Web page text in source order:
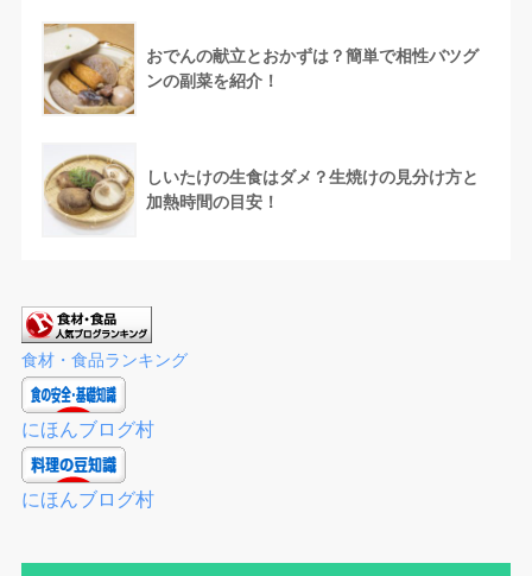
おでんの献立とおかずは？簡単で相性バツグ
ンの副菜を紹介！
しいたけの生食はダメ？生焼けの見分け方と
加熱時間の目安！
食材・食品ランキング
にほんブログ村
にほんブログ村